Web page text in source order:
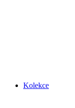
Kolekce